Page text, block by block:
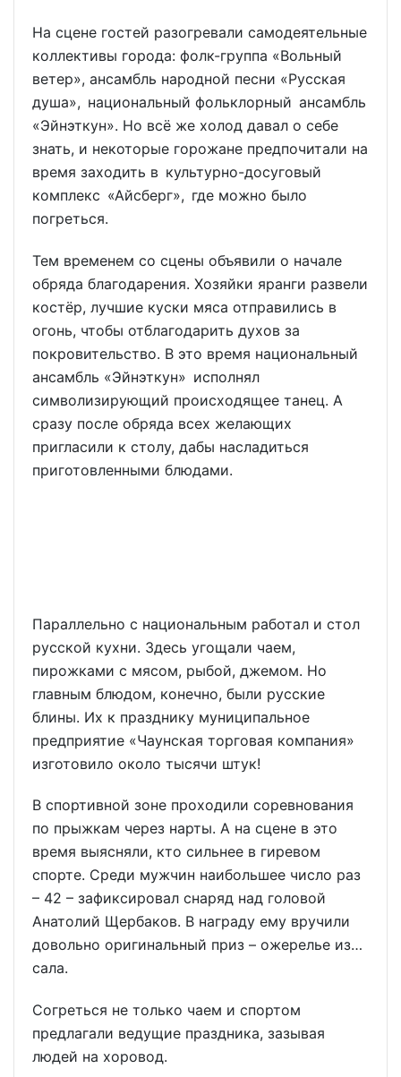
На сцене гостей разогревали самодеятельные
коллективы города: фолк-группа «Вольный
ветер», ансамбль народной песни «Русская
душа», национальный фольклорный ансамбль
«Эйнэткун». Но всё же холод давал о себе
знать, и некоторые горожане предпочитали на
время заходить в культурно-досуговый
комплекс «Айсберг», где можно было
погреться.
Тем временем со сцены объявили о начале
обряда благодарения. Хозяйки яранги развели
костёр, лучшие куски мяса отправились в
огонь, чтобы отблагодарить духов за
покровительство. В это время национальный
ансамбль «Эйнэткун» исполнял
символизирующий происходящее танец. А
сразу после обряда всех желающих
пригласили к столу, дабы насладиться
приготовленными блюдами.
Параллельно с национальным работал и стол
русской кухни. Здесь угощали чаем,
пирожками с мясом, рыбой, джемом. Но
главным блюдом, конечно, были русские
блины. Их к празднику муниципальное
предприятие «Чаунская торговая компания»
изготовило около тысячи штук!
В спортивной зоне проходили соревнования
по прыжкам через нарты. А на сцене в это
время выясняли, кто сильнее в гиревом
спорте. Среди мужчин наибольшее число раз
– 42 – зафиксировал снаряд над головой
Анатолий Щербаков. В награду ему вручили
довольно оригинальный приз – ожерелье из…
сала.
Согреться не только чаем и спортом
предлагали ведущие праздника, зазывая
людей на хоровод.